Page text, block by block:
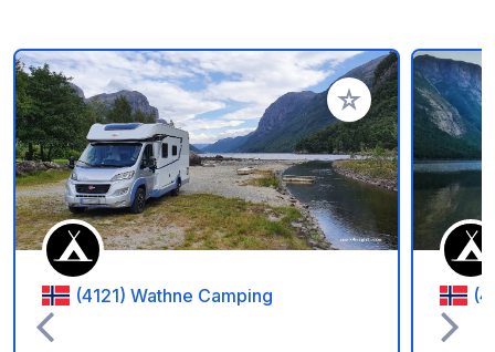
Voeg toe aan je
(4121) Wathne Camping